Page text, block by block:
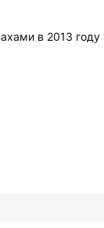
в 2013 году